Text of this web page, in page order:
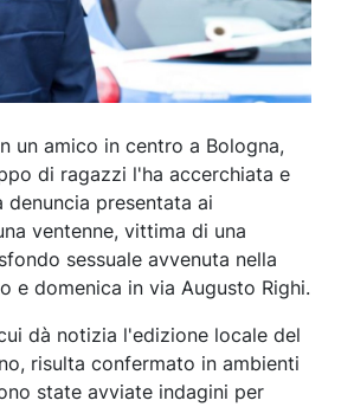
un amico in centro a Bologna,
di ragazzi l'ha accerchiata e
denuncia presentata ai
ventenne, vittima di una
sessuale avvenuta nella
e domenica in via Augusto Righi.
dà notizia l'edizione locale del
risulta confermato in ambienti
state avviate indagini per